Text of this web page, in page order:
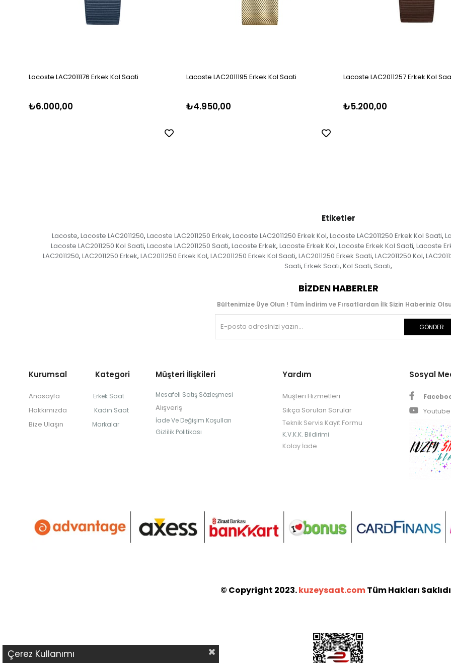
Lacoste LAC2011176 Erkek Kol Saati
₺6.000,00
Lacoste LAC2011195 Erkek Kol Saati
₺4.950,00
Lacoste LAC2011257 Erkek Kol
₺5.200,00
Etiketler
Lacoste, Lacoste LAC2011250, Lacoste LAC2011250 Erkek, Lacoste LAC2011250 Erkek Kol, Lacoste LAC2011250 Erkek Kol Saati,
Lacoste LAC2011250 Kol Saati, Lacoste LAC2011250 Saati, Lacoste Erkek, Lacoste Erkek Kol, Lacoste Erkek Kol Saati, Lacoste
LAC2011250, LAC2011250 Erkek, LAC2011250 Erkek Kol, LAC2011250 Erkek Kol Saati, LAC2011250 Erkek Saati, LAC2011250 Kol,
Saati, Erkek Saati, Kol Saati, Saati,
BIZDEN HABERLER
Bültenimize Üye Olun ! Tüm İndirim ve Fırsatlardan İlk Sizin Haberiniz
GÖNDER
Kurumsal Kategori
Anasayfa Erkek Saat
Hakkımızda Kadın Saat
Bize Ulaşın Markalar
Müşteri İlişkileri
Mesafeli Satış Sözleşmesi
Alışveriş
İade Ve Değişim Koşulları
Gizlilik Politikası
Yardım
Müşteri Hizmetleri
Sıkça Sorulan Sorular
Teknik Servis Kayıt Formu
K.V.K.K. Bildirimi
Kolay İade
Sosyal
Youtube
© Copyright 2023.kuzeysaat.comTüm Hakları
Çerez Kullanımı